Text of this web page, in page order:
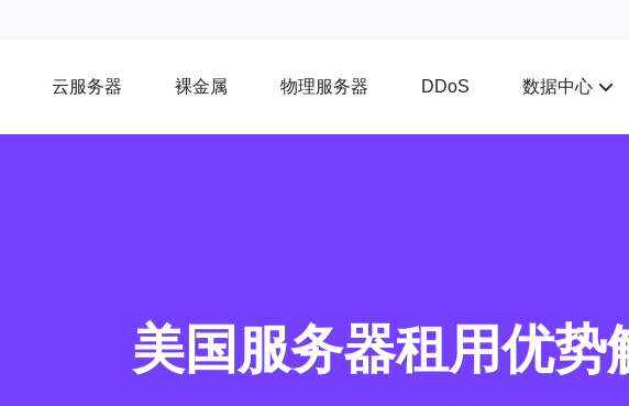
云服务器 裸金属 物理服务器 DDoS 数据中心
美国服务器租用优势